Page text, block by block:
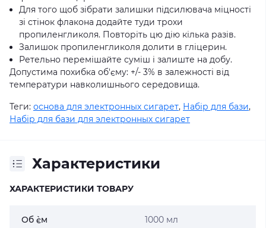
Для того щоб зібрати залишки підсилювача міцності
зі стінок флакона додайте туди трохи
пропиленгликоля. Повторіть цю дію кілька разів.
Залишок пропиленгликоля долити в гліцерин.
Ретельно перемішайте суміш і залиште на добу.
Допустима похибка об'єму: +/- 3% в залежності від
температури навколишнього середовища.
Теги: основа для электронных сигарет, Набір для бази,
Набір для бази для электронных сигарет
Характеристики
ХАРАКТЕРИСТИКИ ТОВАРУ
Об `єм 1000 мл